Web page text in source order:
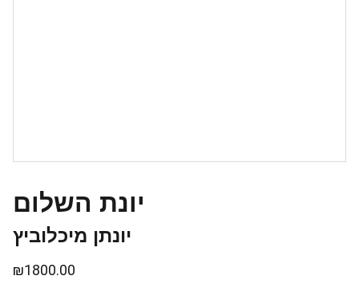
יונת השלום
יונתן מיכלוביץ
₪1800.00